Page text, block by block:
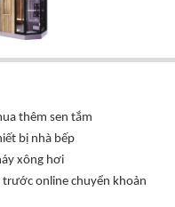
thêm sen tắm
bị nhà bếp
xông hơi
online chuyển khoản